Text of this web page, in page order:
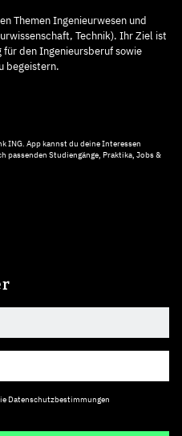
Themen Ingenieurwesen und
Technik). Ihr Ziel ist
für den Ingenieursberuf sowie
begeistern.
ING. App kannst du deine Interessen
passenden Studiengänge, Praktika, Jobs &
Datenschutzbestimmungen